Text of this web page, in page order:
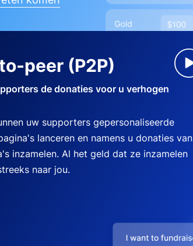
peer (P2P)
de donaties voor u verhogen
uw supporters gepersonaliseerde
lanceren en namens u donaties van
inzamelen. Al het geld dat ze inzamelen
naar jou.